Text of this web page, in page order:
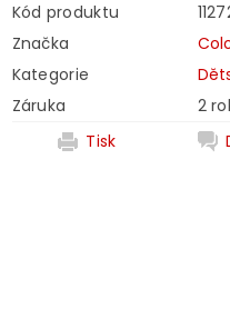
Kód produktu
Značka
Kategorie
Záruka
2
Tisk